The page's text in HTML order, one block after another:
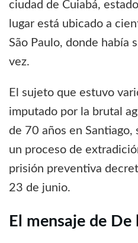
ciudad de Cuiabá,
lugar está ubicado a
São Paulo, donde había
vez.
El sujeto que estuvo
imputado por la brutal
de 70 años en Santiago,
un proceso de
prisión preventiva
23 de junio.
El mensaje de De